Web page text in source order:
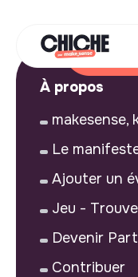
À propos
makesense,
Le
Ajouter un
Jeu -
Devenir
Contribuer